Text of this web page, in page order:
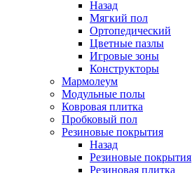
Назад
Мягкий пол
Ортопедический
Цветные пазлы
Игровые зоны
Конструкторы
Мармолеум
Модульные полы
Ковровая плитка
Пробковый пол
Резиновые покрытия
Назад
Резиновые покрытия
Резиновая плитка